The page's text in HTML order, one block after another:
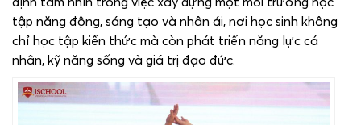
tập năng động, sáng tạo và nhân ái, nơi học sinh không
chỉ học tập kiến thức mà còn phát triển năng lực cá
nhân, kỹ năng sống và giá trị đạo đức.